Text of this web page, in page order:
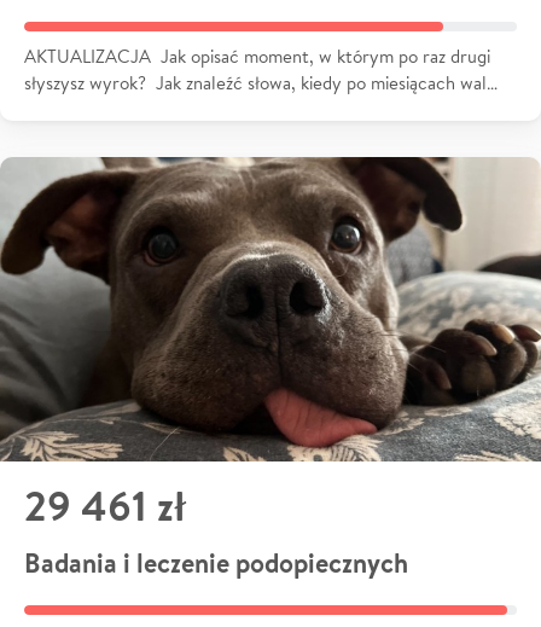
AKTUALIZACJA Jak opisać moment, w którym po raz drugi
słyszysz wyrok? Jak znaleźć słowa, kiedy po miesiącach wal…
29 461 zł
Badania i leczenie podopiecznych